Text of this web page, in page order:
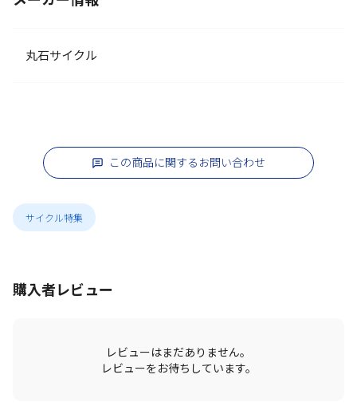
丸石サイクル
この商品に関するお問い合わせ
サイクル特集
購入者レビュー
レビューはまだありません。
レビューをお待ちしています。